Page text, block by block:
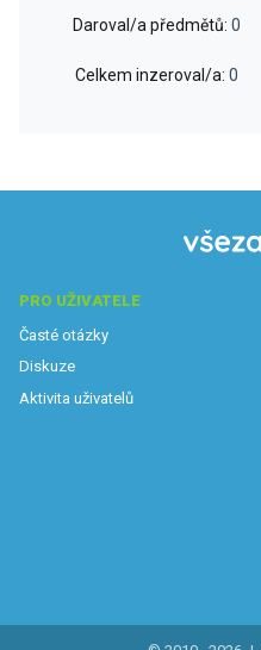
Daroval/a předmětů: 0
Celkem inzeroval/a: 0
PRO UŽIVATELE
Časté otázky
Diskuze
Aktivita uživatelů